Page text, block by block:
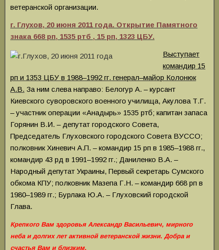
ветеранской организации.
г. Глухов, 20 июня 2011 года. Открытие Памятного
знака 668 рп, 1535 ртб , 15 рп, 1323 ЦБУ.
Выступает
командир 15
рп и 1353 ЦБУ в 1988–1992 гг. генерал–майор Колонюк
А.В. За ним слева направо: Белогур А. – курсант
Киевского суворовского военного училища, Акулова Т.Г.
– участник операции «Анадырь» 1535 ртб; капитан запаса
Горянин В.И. – депутат городского Совета,
Председатель Глуховского городского Совета ВУССО;
полковник Хиневич А.П. – командир 15 рп в 1985–1988 гг.,
командир 43 рд в 1991–1992 гг.; Даниленко В.А. –
Народный депутат Украины, Первый секретарь Сумского
обкома КПУ; полковник Мазепа Г.Н. – командир 668 рп в
1980–1989 гг.; Бурлака Ю.А. – Глуховский городской
Глава.
Крепкого Вам здоровья Александр Васильевич, мирного
неба и долгих лет активной ветеранской жизни. Добра и
счастья Вам и близким.